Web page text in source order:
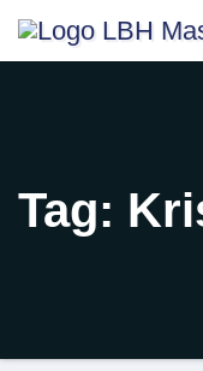
content
Skip
Tag: